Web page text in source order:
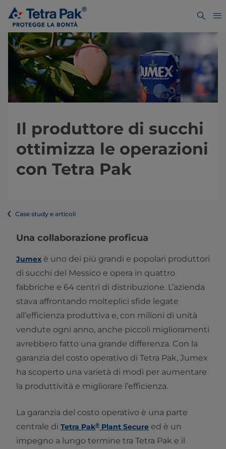
Il produttore di succhi
ottimizza le operazioni
con Tetra Pak
Case study e articoli
Una collaborazione proficua
Jumex è uno dei più grandi e popolari produttori
di succhi del Messico e opera in quattro
fabbriche e 64 centri di distribuzione. L’azienda
stava affrontando molteplici sfide legate
all’efficienza produttiva e, con milioni di unità
vendute ogni anno, anche piccoli miglioramenti
avrebbero fatto una grande differenza. Con la
garanzia del costo operativo di Tetra Pak, Jumex
ha scoperto una varietà di modi per aumentare
la produttività e migliorare l’efficienza.
La garanzia del costo operativo è una parte
centrale di Tetra Pak® Plant Secure ed è un
impegno a lungo termine tra Tetra Pak e il